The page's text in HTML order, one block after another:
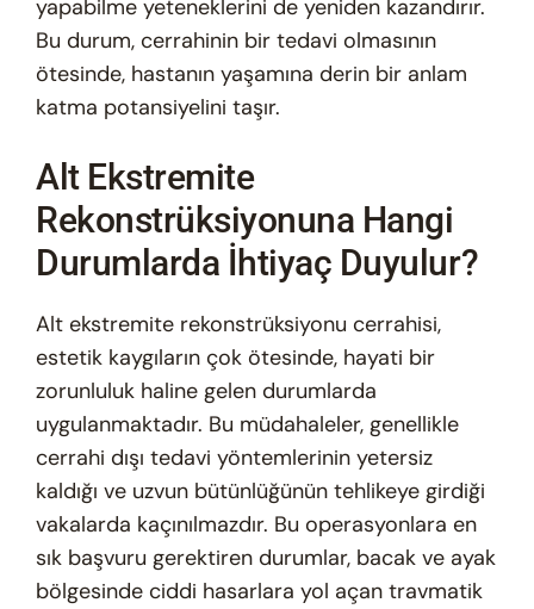
yapabilme yeteneklerini de yeniden kazandırır.
Bu durum, cerrahinin bir tedavi olmasının
ötesinde, hastanın yaşamına derin bir anlam
katma potansiyelini taşır.
Alt Ekstremite
Rekonstrüksiyonuna Hangi
Durumlarda İhtiyaç Duyulur?
Alt ekstremite rekonstrüksiyonu cerrahisi,
estetik kaygıların çok ötesinde, hayati bir
zorunluluk haline gelen durumlarda
uygulanmaktadır. Bu müdahaleler, genellikle
cerrahi dışı tedavi yöntemlerinin yetersiz
kaldığı ve uzvun bütünlüğünün tehlikeye girdiği
vakalarda kaçınılmazdır. Bu operasyonlara en
sık başvuru gerektiren durumlar, bacak ve ayak
bölgesinde ciddi hasarlara yol açan travmatik